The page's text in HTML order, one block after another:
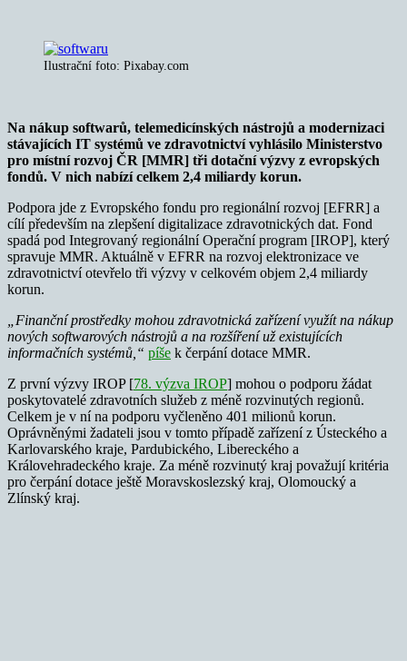
Ilustrační foto: Pixabay.com
Na nákup softwarů, telemedicínských nástrojů a modernizaci
stávajících IT systémů ve zdravotnictví vyhlásilo Ministerstvo
pro místní rozvoj ČR [MMR] tři dotační výzvy z evropských
fondů. V nich nabízí celkem 2,4 miliardy korun.
Podpora jde z Evropského fondu pro regionální rozvoj [EFRR] a
cílí především na zlepšení digitalizace zdravotnických dat. Fond
spadá pod Integrovaný regionální Operační program [IROP], který
spravuje MMR. Aktuálně v EFRR na rozvoj elektronizace ve
zdravotnictví otevřelo tři výzvy v celkovém objem 2,4 miliardy
korun.
„Finanční prostředky mohou zdravotnická zařízení využít na nákup
nových softwarových nástrojů a na rozšíření už existujících
informačních systémů,“ píše k čerpání dotace MMR.
Z první výzvy IROP [78. výzva IROP] mohou o podporu žádat
poskytovatelé zdravotních služeb z méně rozvinutých regionů.
Celkem je v ní na podporu vyčleněno 401 milionů korun.
Oprávněnými žadateli jsou v tomto případě zařízení z Ústeckého a
Karlovarského kraje, Pardubického, Libereckého a
Královehradeckého kraje. Za méně rozvinutý kraj považují kritéria
pro čerpání dotace ještě Moravskoslezský kraj, Olomoucký a
Zlínský kraj.